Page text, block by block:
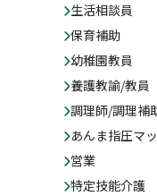
生活相談員
保育補助
幼稚園教員
養護教諭/教員
調理師/調理補
あんま指圧マ
営業
特定技能介護